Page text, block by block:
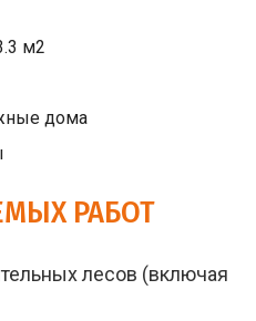
м2
дома
РАБОТ
лесов (включая